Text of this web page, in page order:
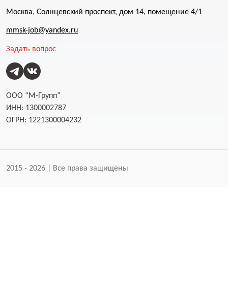
Москва, Солнцевский проспект, дом 14, помещение 4/1
mmsk-job@yandex.ru
Задать вопрос
ООО “М-Групп”
ИНН: 1300002787
ОГРН: 1221300004232
2015 - 2026 | Все права защищены